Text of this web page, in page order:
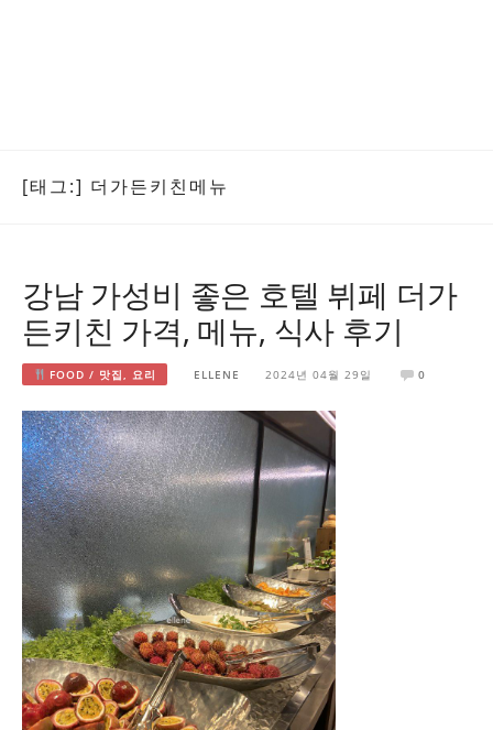
[태그:] 더가든키친메뉴
강남 가성비 좋은 호텔 뷔페 더가
든키친 가격, 메뉴, 식사 후기
FOOD / 맛집, 요리 ELLENE 2024년 04월 29일 0